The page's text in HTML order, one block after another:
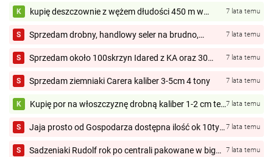
współpracy cena to 50 gr kg faktura vat
K
kupię deszczownie z wężem dłudości 450 m w
7 lata temu
S
Sprzedam drobny, handlowy seler na brudno,
ilości tirowe i mniejsze
7 lata temu
S
Sprzedam około 100skrzyn Idared z KA oraz 30
7 lata temu
S Sprzedam ziemniaki Carera kaliber 3-5cm 4 tony 7 lata temu
K
Kupię por na włoszczyznę drobną kaliber 1-2 cm tel.
7 lata temu
S
Jaja prosto od Gospodarza dostępna ilość ok 10tyś
Jaja 1PL
7 lata temu
S
Sadzeniaki Rudolf rok po centrali pakowane w big
7 lata temu